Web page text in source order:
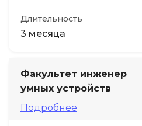
Длительность
3 месяца
Факультет инженер
умных устройств
Подробнее